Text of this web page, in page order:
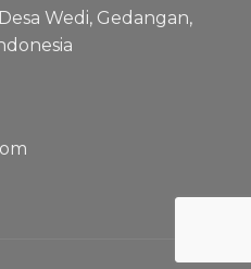
Wedi, Gedangan,